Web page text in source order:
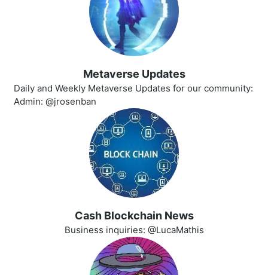
Metaverse Updates
Daily and Weekly Metaverse Updates for our community:
Admin: @jrosenban
Cash Blockchain News
Business inquiries: @LucaMathis